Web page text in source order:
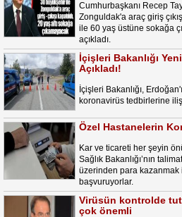
Cumhurbaşkanı Recep
Zonguldak'a araç giriş
ile 60 yaş üstüne sokağa
açıkladı.
İçişleri Bakanlığı
Açıkladı!
İçişleri Bakanlığı,
koronavirüs tedbirlerine
Özel Hastanelerin
Kar ve ticareti her şeyin
Sağlık Bakanlığı’nın
üzerinden para kazanmak
başvuruyorlar.
Virüsün kontrolde
çok önemli